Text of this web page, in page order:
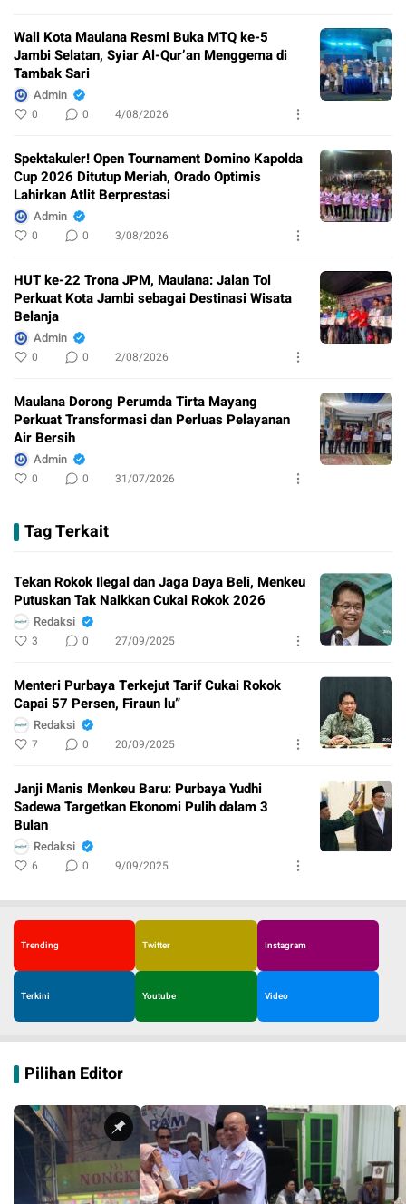
Wali Kota Maulana Resmi Buka MTQ ke-5
Jambi Selatan, Syiar Al-Qur’an Menggema di
Tambak Sari
Admin
0 0 4/08/2026
Spektakuler! Open Tournament Domino Kapolda
Cup 2026 Ditutup Meriah, Orado Optimis
Lahirkan Atlit Berprestasi
Admin
0 0 3/08/2026
HUT ke-22 Trona JPM, Maulana: Jalan Tol
Perkuat Kota Jambi sebagai Destinasi Wisata
Belanja
Admin
0 0 2/08/2026
Maulana Dorong Perumda Tirta Mayang
Perkuat Transformasi dan Perluas Pelayanan
Air Bersih
Admin
0 0 31/07/2026
Tag Terkait
Tekan Rokok Ilegal dan Jaga Daya Beli, Menkeu
Putuskan Tak Naikkan Cukai Rokok 2026
Redaksi
3 0 27/09/2025
Menteri Purbaya Terkejut Tarif Cukai Rokok
Capai 57 Persen, Firaun lu”
Redaksi
7 0 20/09/2025
Janji Manis Menkeu Baru: Purbaya Yudhi
Sadewa Targetkan Ekonomi Pulih dalam 3
Bulan
Redaksi
6 0 9/09/2025
Trending Twitter Instagram
Terkini Youtube Video
Pilihan Editor